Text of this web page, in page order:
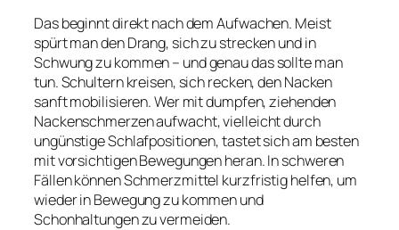
Das beginnt direkt nach dem Aufwachen. Meist
spürt man den Drang, sich zu strecken und in
Schwung zu kommen – und genau das sollte man
tun. Schultern kreisen, sich recken, den Nacken
sanft mobilisieren. Wer mit dumpfen, ziehenden
Nackenschmerzen aufwacht, vielleicht durch
ungünstige Schlafpositionen, tastet sich am besten
mit vorsichtigen Bewegungen heran. In schweren
Fällen können Schmerzmittel kurzfristig helfen, um
wieder in Bewegung zu kommen und
Schonhaltungen zu vermeiden.